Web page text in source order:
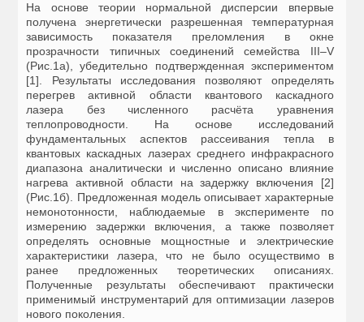
На основе теории нормальной дисперсии впервые
получена энергетически разрешенная температурная
зависимость показателя преломления в окне
прозрачности типичных соединений семейства III–V
(Рис.1а), убедительно подтвержденная экспериментом
[1]. Результаты исследования позволяют определять
перегрев активной области квантового каскадного
лазера без численного расчёта уравнения
теплопроводности. На основе исследований
фундаментальных аспектов рассеивания тепла в
квантовых каскадных лазерах среднего инфракрасного
диапазона аналитически и численно описано влияние
нагрева активной области на задержку включения [2]
(Рис.1б). Предложенная модель описывает характерные
немонотонности, наблюдаемые в эксперименте по
измерению задержки включения, а также позволяет
определять основные мощностные и электрические
характеристики лазера, что не было осуществимо в
ранее предложенных теоретических описаниях.
Полученные результаты обеспечивают практически
применимый инструментарий для оптимизации лазеров
нового поколения.